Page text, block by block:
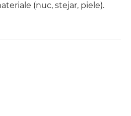
(nuc, stejar, piele).